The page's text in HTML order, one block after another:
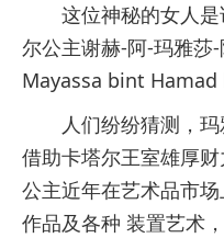
这位神秘的女人是
尔公主谢赫-阿-玛雅莎
Mayassa bint Hamad
人们纷纷猜测，玛
借助卡塔尔王室雄厚
公主近年在艺术品市
作品及各种 装置艺术